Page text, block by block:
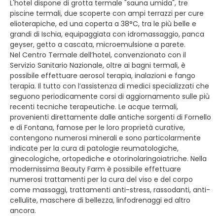
L'hotel dispone di grotta termale "sauna umida", tre
piscine termali, due scoperte con ampi terrazzi per cure
elioterapiche, ed una coperta a 38°C, tra le più belle e
grandi di Ischia, equipaggiata con idromassaggio, panca
geyser, getto a cascata, microemulsione a parete.
Nel Centro Termale dell’hotel, convenzionato con il
Servizio Sanitario Nazionale, oltre ai bagni termali, è
possibile effettuare aerosol terapia, inalazioni e fango
terapia. Il tutto con l’assistenza di medici specializzati che
seguono periodicamente corsi di aggiornamento sulle più
recenti tecniche terapeutiche. Le acque termali,
provenienti direttamente dalle antiche sorgenti di Fornello
e di Fontana, famose per le loro proprietà curative,
contengono numerosi minerali e sono particolarmente
indicate per la cura di patologie reumatologiche,
ginecologiche, ortopediche e otorinolaringoiatriche. Nella
modernissima Beauty Farm è possibile effettuare
numerosi trattamenti per la cura del viso e del corpo
come massaggi, trattamenti anti-stress, rassodanti, anti-
cellulite, maschere di bellezza, linfodrenaggi ed altro
ancora.